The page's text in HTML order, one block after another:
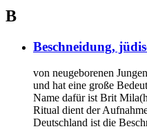
B
Beschneidung,
von neugeborenen
und hat eine große
Name dafür ist Brit
Ritual dient der
Deutschland ist die